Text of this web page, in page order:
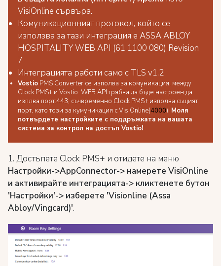
VisiOnline сървъра.
Комуникационният протокол, който се
използва за тази интеграция e ASSA ABLOY
HOSPITALITY WEB API (61 1100 080) Revision
7
Интеграцията работи само с TLS v1.2
Vostio PMS Converter се изполва за комуникация, между
Clock PMS+ и Vostio. WEB API трябва да бъде настроен да
изплва порт:443, съчвременно Clock PMS+ изполва същият
порт, като този за кумуникация с VisiOnline(4000). Моля
потвърдете настройките с поддръжката на вашата
система за контрол на достъп Vostio!
1. Достъпете Clock PMS+ и отидете на меню
Настройки->AppConnector-> намерете VisiOnline
и активирайте интеграцията-> кликтенете бутон
'Настройки'-> изберете 'Visionline (Assa
Abloy/Vingcard)'.